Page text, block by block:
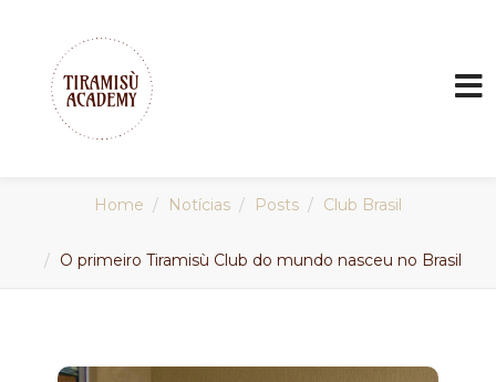
Home Notícias Posts Club Brasil
O primeiro Tiramisù Club do mundo nasceu no Brasil